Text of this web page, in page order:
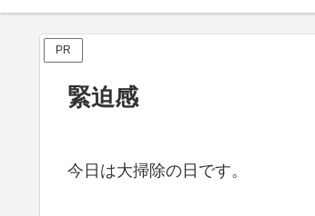
PR
緊迫感
今日は大掃除の日です。